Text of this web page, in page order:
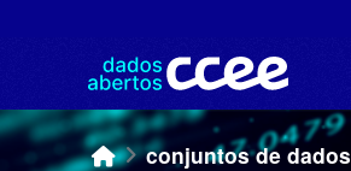
conjuntos de dados